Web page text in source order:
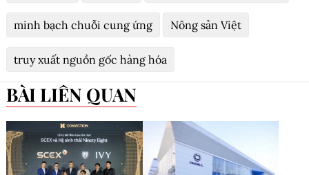
minh bạch chuỗi cung ứng Nông sản Việt
truy xuất nguồn gốc hàng hóa
BÀI LIÊN QUAN